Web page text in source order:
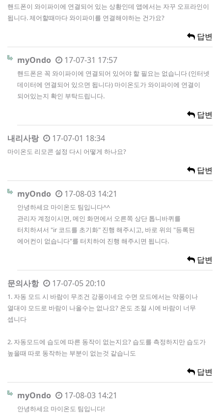
핸드폰이 와이파이에 연결되어 있는 상황인데 앱에서는 자꾸 오프라인이
됩니다. 제어할때마다 와이파이를 연결해야하는 건가요?
답변
myOndo 17-07-31 17:57
핸드폰은 꼭 와이파이에 연결되어 있어야 할 필요는 없습니다 (인터넷
데이터에 연결되어 있으면 됩니다) 마이온도가 와이파이에 연결이
되어있는지 확인 부탁드립니다.
답변
내리사랑 17-07-01 18:34
마이온도 리모콘 설정 다시 어떻게 하나요?
답변
myOndo 17-08-03 14:21
안녕하세요 마이온도 팀입니다^^
관리자 계정이시면, 메인 화면에서 오른쪽 상단 톱니바퀴를
터치하셔서 "ir 코드를 초기화" 진행 해주시고, 바로 위의 "등록된
에어컨이 없습니다"를 터치하여 진행 해주시면 됩니다.
답변
문의사항 17-07-05 20:10
1. 자동 모드 시 바람이 무조건 강풍이네요 수면 모드에서는 약풍이나
열대야 모드로 바람이 나올수는 없나요? 온도 조절 시에 바람이 너무
셉니다
2. 자동모드에 습도에 따른 동작이 없는지요? 습도를 측정하지만 습도가
높을때 따로 동작하는 부분이 없는것 같습니도
답변
myOndo 17-08-03 14:21
안녕하세요 마이온도 팀입니다!